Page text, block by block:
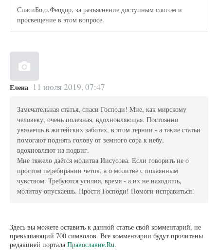
СпасиБо,о.Феодор, за разъяснение доступным слогом и
просвещение в этом вопросе.
Елена 11 июля 2019, 07:47
Замечательная статья, спаси Господи! Мне, как мирскому
человеку, очень полезная, вдохновляющая. Постоянно
увязаешь в житейских заботах, в этом тернии - а такие статьи
помогают поднять голову от земного сора к небу,
вдохновляют на подвиг.
Мне тяжело даётся молитва Иисусова. Если говорить не о
простом перебирании четок, а о молитве с покаянным
чувством. Требуются усилия, время - а их не находишь,
молитву опускаешь. Прости Господи! Помоги исправиться!
Здесь вы можете оставить к данной статье свой комментарий, не
превышающий 700 символов. Все комментарии будут прочитаны
редакцией портала Православие.Ru.